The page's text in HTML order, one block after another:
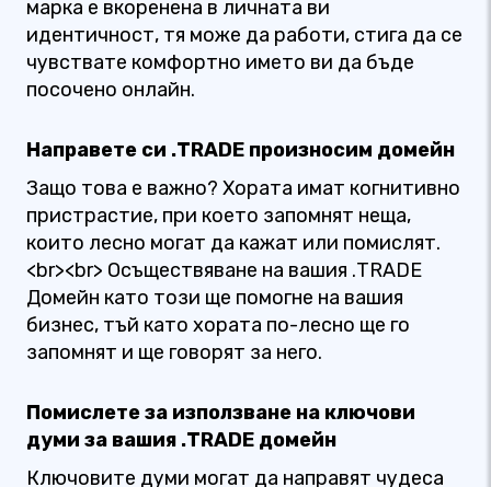
марка е вкоренена в личната ви
идентичност, тя може да работи, стига да се
чувствате комфортно името ви да бъде
посочено онлайн.
Направете си .TRADE произносим домейн
Защо това е важно? Хората имат когнитивно
пристрастие, при което запомнят неща,
които лесно могат да кажат или помислят.
<br><br> Осъществяване на вашия .TRADE
Домейн като този ще помогне на вашия
бизнес, тъй като хората по-лесно ще го
запомнят и ще говорят за него.
Помислете за използване на ключови
думи за вашия .TRADE домейн
Ключовите думи могат да направят чудеса